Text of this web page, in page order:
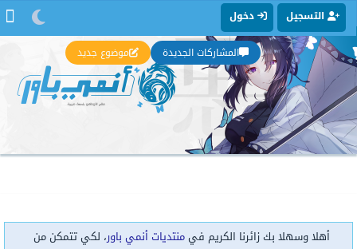
التسجيل دخول
المشاركات الجديدة موضوع جديد
أهلا وسهلا بك زائرنا الكريم فيمنتديات أنمي باور، لكي تتمكن من